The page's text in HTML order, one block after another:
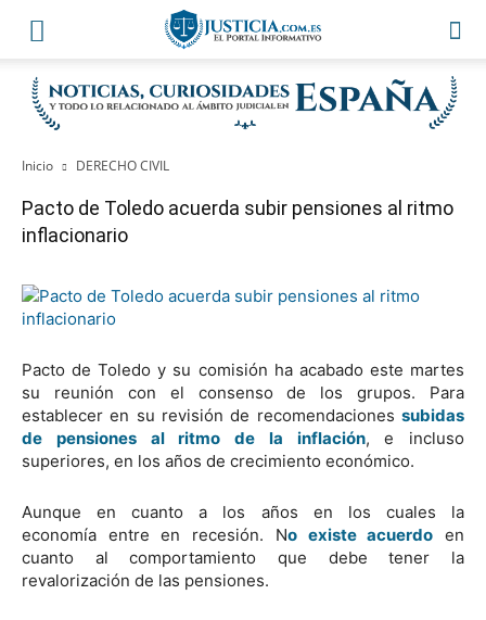
Inicio DERECHO CIVIL
Pacto de Toledo acuerda subir pensiones al ritmo
inflacionario
Pacto de Toledo y su comisión ha acabado este martes
su reunión con el consenso de los grupos. Para
establecer en su revisión de recomendaciones subidas
de pensiones al ritmo de la inflación, e incluso
superiores, en los años de crecimiento económico.
Aunque en cuanto a los años en los cuales la
economía entre en recesión. No existe acuerdo en
cuanto al comportamiento que debe tener la
revalorización de las pensiones.